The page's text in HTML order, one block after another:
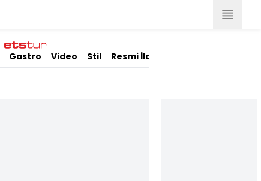
Gastro Video Stil Resmi İlanlar